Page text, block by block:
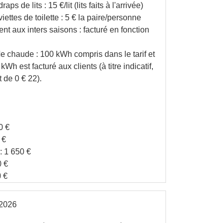
de lits : 15 €/lit (lits faits à l'arrivée)
de toilette : 5 € la paire/personne
aux inters saisons : facturé en fonction
chaude : 100 kWh compris dans le tarif et
est facturé aux clients (à titre indicatif,
de 0 € 22).
€
€
1 650 €
€
€